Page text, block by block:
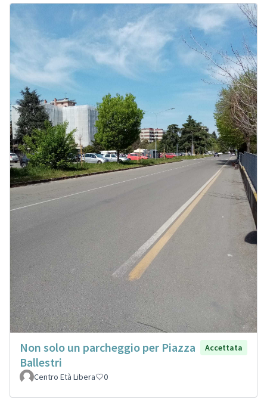
Non solo un parcheggio per Piazza
Ballestri
Accettata
Centro Età Libera 0